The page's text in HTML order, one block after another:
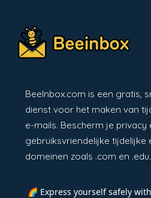
BeeInbox.com is een gratis,
dienst voor het maken van
e-mails. Bescherm je
gebruiksvriendelijke tijdelijke
domeinen zoals .com en .edu.
🌈 Express yourself safely with